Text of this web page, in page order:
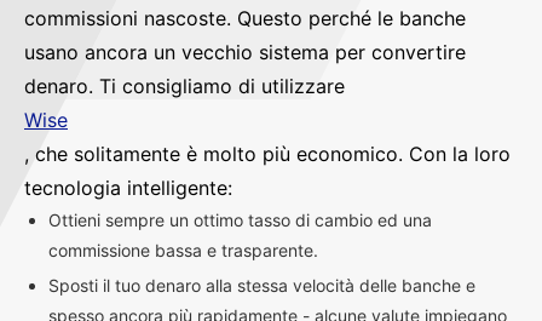
commissioni nascoste. Questo perché le banche
usano ancora un vecchio sistema per convertire
denaro. Ti consigliamo di utilizzare
Wise
, che solitamente è molto più economico. Con la loro
tecnologia intelligente:
Ottieni sempre un ottimo tasso di cambio ed una
commissione bassa e trasparente.
Sposti il tuo denaro alla stessa velocità delle banche e
spesso ancora più rapidamente - alcune valute impiegano